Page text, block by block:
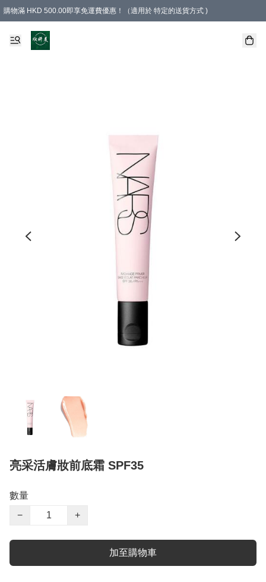
購物滿 HKD 500.00即享免運費優惠！（適用於 特定的送貨方式 )
亮采活膚妝前底霜 SPF35
數量
−
+
加至購物車